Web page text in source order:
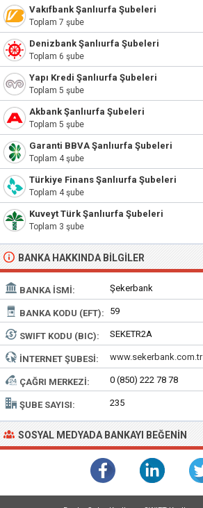
Vakıfbank Şanlıurfa Şubeleri
Toplam 7 şube
Denizbank Şanlıurfa Şubeleri
Toplam 6 şube
Yapı Kredi Şanlıurfa Şubeleri
Toplam 5 şube
Akbank Şanlıurfa Şubeleri
Toplam 5 şube
Garanti BBVA Şanlıurfa Şubeleri
Toplam 4 şube
Türkiye Finans Şanlıurfa Şubeleri
Toplam 4 şube
Kuveyt Türk Şanlıurfa Şubeleri
Toplam 3 şube
BANKA HAKKINDA BILGILER
BANKA İSMI: Şekerbank
BANKA KODU (EFT): 59
SWIFT KODU (BIC): SEKETR2A
İNTERNET ŞUBESI: www.sekerbank.com.tr
ÇAĞRI MERKEZI: 0 (850) 222 78 78
ŞUBE SAYISI: 235
SOSYAL MEDYADA BANKAYI BEĞENIN